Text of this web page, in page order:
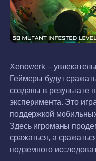
Xenowerk –
Геймеры будут
созданы в результате
эксперимента. Это
поддержкой
Здесь игроманы
сражаться, а
подземного